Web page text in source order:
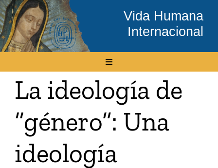
Skip
to
content
Vida Humana
Internacional
Toggle
Inicio
Conócenos
Temas
La ideología de
“género”: Una
ideología